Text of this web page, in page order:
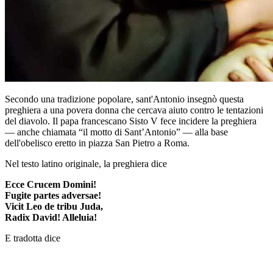
Secondo una tradizione popolare, sant'Antonio insegnò questa
preghiera a una povera donna che cercava aiuto contro le tentazioni
del diavolo. Il papa francescano Sisto V fece incidere la preghiera
— anche chiamata “il motto di Sant’Antonio” — alla base
dell'obelisco eretto in piazza San Pietro a Roma.
Nel testo latino originale, la preghiera dice
Ecce Crucem Domini!
Fugite partes adversae!
Vicit Leo de tribu Juda,
Radix David! Alleluia!
E tradotta dice